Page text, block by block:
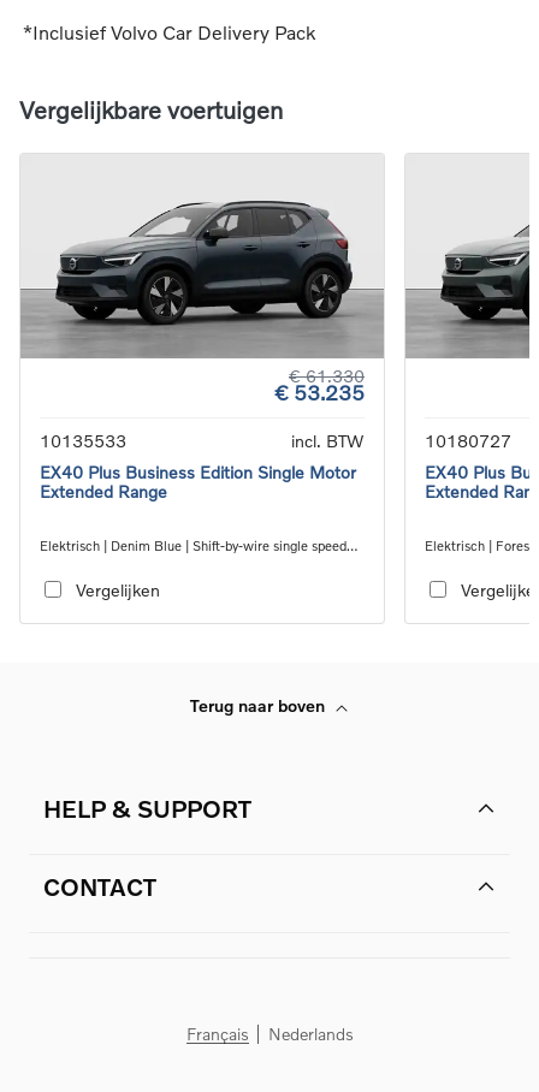
*Inclusief Volvo Car Delivery Pack
Vergelijkbare voertuigen
€ 61.330
€ 53.235
10135533
incl. BTW
EX40 Plus Business Edition Single Motor
Extended Range
Elektrisch | Denim Blue | Shift-by-wire single speed
Vergelijken
10180727
EX40 Plus
Extended
Elektrisch | Forest
Terug naar boven
HELP & SUPPORT
CONTACT
Français Nederlands